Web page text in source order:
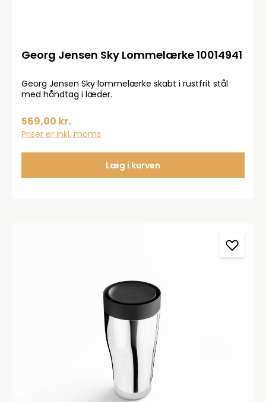
Georg Jensen Sky Lommelærke 10014941
Georg Jensen Sky lommelærke skabt i rustfrit stål
med håndtag i læder.
569,00 kr.
Priser er inkl. moms
Læg i kurven